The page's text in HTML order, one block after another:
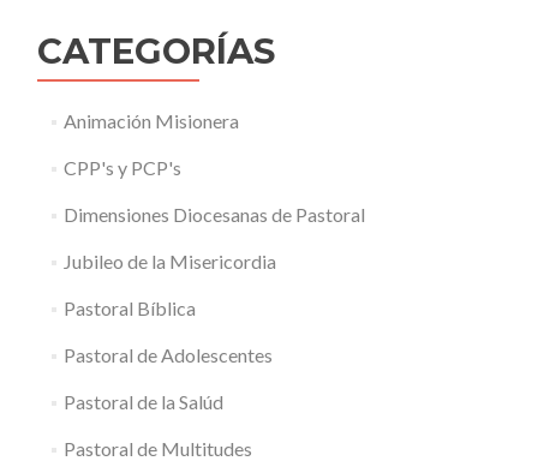
CATEGORÍAS
Animación Misionera
CPP's y PCP's
Dimensiones Diocesanas de Pastoral
Jubileo de la Misericordia
Pastoral Bíblica
Pastoral de Adolescentes
Pastoral de la Salúd
Pastoral de Multitudes